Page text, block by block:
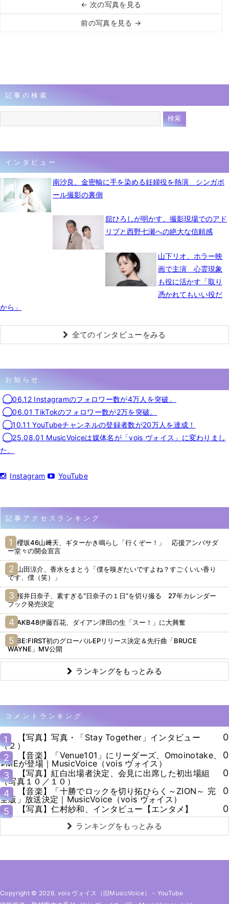
← 次の写真を見る
前の写真を見る →
記事の検索
インタビュー
南沙良、金密輸に手を染める妊婦役を熱演 シンガポ
ール撮影の裏側
舘ひろしが明かす、撮影現場でのアド
リブと西野七瀬への絶大な信頼感
山下リオ、ホラー映
画で主演 心霊現象
も役に活かす「取り
憑かれてもいい役だ
から」
全てのインタビューをみる
お知らせ
◯06.12 Instagramのフォロワー数が4万人を突破。
◯06.01 TikTokのフォロワー数が2万を突破。
◯10.11 YouTubeチャンネルの登録者数が20万人を達成！
◯25.08.01 MusicVoiceは媒体名が「vois ヴォイス」に変わりまし
た。
Instagram YouTube
記事アクセスランキング
櫻坂46山﨑天、ギターかき鳴らし「行くぞー！」 応援アンバサダ
ー堂々の開会宣言
山田涼介、香水をまとう「僕を嗅ぎたいですよね？すごくいい香り
です、僕（笑）」
桜井日奈子、素すぎる“日奈子の１日”を切り撮る 27年カレンダー
ブック発売決定
AKB48伊藤百花、ダイアン津田の生「スー！」に大興奮
BE:FIRST初のグローバルEPリリース決定＆先行曲「BRUCE
WAYNE」MV公開
ランキングをもっとみる
コメントランキング
1
【写真】写真・「Stay Together」インタビュー
（２）
0
2
【音楽】「Venue101」にリーダーズ、Omoinotake、
≠MEが登場｜MusicVoice（vois ヴォイス）
0
3
【写真】紅白出場者決定、会見に出席した初出場組
（写真１０／１０）
0
4
【音楽】「十勝でロックを切り拓ひらく～ZION～ 完
全版」放送決定｜MusicVoice（vois ヴォイス）
0
5
【写真】仁村紗和、インタビュー【エンタメ】 0
ランキングをもっとみる
Copyright © 2026. vois ヴォイス（旧MusicVoice） - YouTube